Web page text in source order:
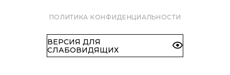
ПОЛИТИКА КОНФИДЕНЦИАЛЬНОСТИ
ВЕРСИЯ ДЛЯ
СЛАБОВИДЯЩИХ